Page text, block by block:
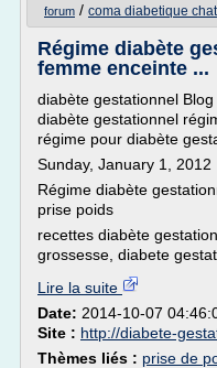
forum / coma diabetique chat
Régime diabète
femme enceinte ...
diabète gestationnel
diabète gestationnel
régime pour diabète
Sunday, January 1, 2012
Régime diabète
prise poids
recettes diabète
grossesse, diabete
Lire la suite
Date: 2014-10-07
Site : http://diabete-
Thèmes liés : prise de